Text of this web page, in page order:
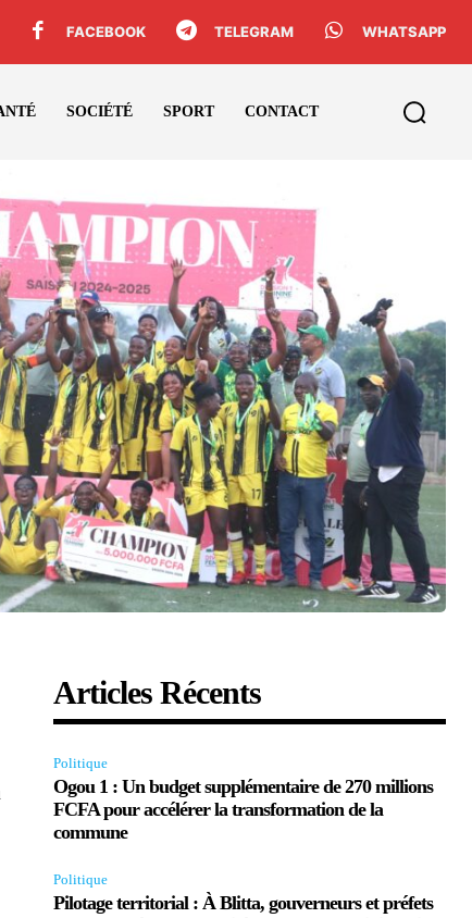
FACEBOOK TELEGRAM WHATSAPP
SOCIÉTÉ SPORT CONTACT
Articles Récents
Politique
Ogou 1 : Un budget supplémentaire de 270 millions
FCFA pour accélérer la transformation de la
commune
Politique
Pilotage territorial : À Blitta, gouverneurs et préfets